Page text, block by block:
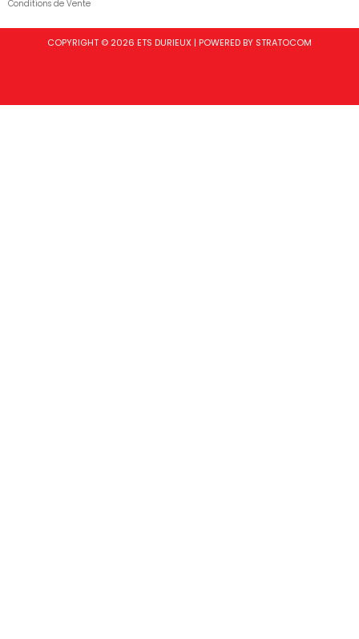
Conditions de Vente
COPYRIGHT © 2026 ETS DURIEUX | POWERED BY STRATOCOM